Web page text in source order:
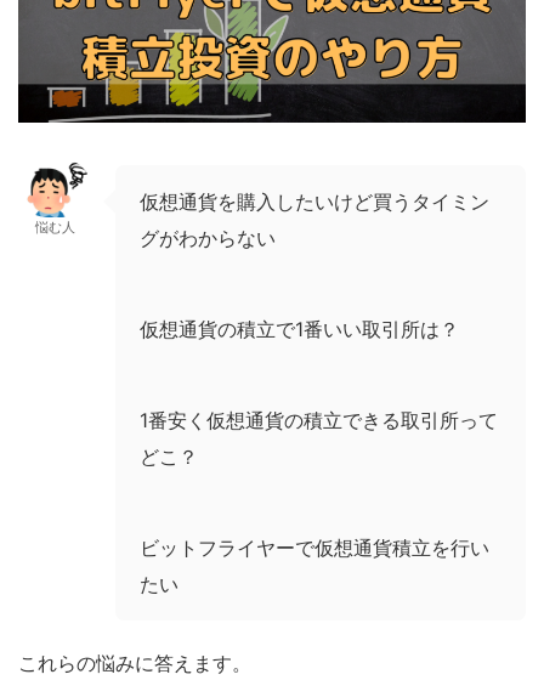
悩む人
仮想通貨を購入したいけど買うタイミン
グがわからない
仮想通貨の積立で1番いい取引所は？
1番安く仮想通貨の積立できる取引所って
どこ？
ビットフライヤーで仮想通貨積立を行い
たい
これらの悩みに答えます。